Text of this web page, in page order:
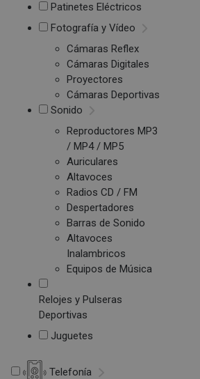
Patinetes Eléctricos
Fotografía y Vídeo
Cámaras Reflex
Cámaras Digitales
Proyectores
Cámaras Deportivas
Sonido
Reproductores MP3
/ MP4 / MP5
Auriculares
Altavoces
Radios CD / FM
Despertadores
Barras de Sonido
Altavoces
Inalambricos
Equipos de Música
Relojes y Pulseras
Deportivas
Juguetes
Telefonía